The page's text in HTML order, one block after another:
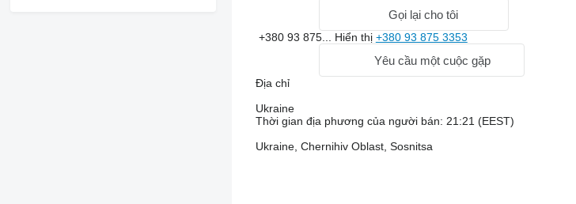
Gọi lại cho tôi
+380 93 875... Hiển thị +380 93 875 3353
Yêu cầu một cuộc gặp
Địa chỉ
Ukraine
Thời gian địa phương của người bán: 21:21 (EEST)
Ukraine, Chernihiv Oblast, Sosnitsa